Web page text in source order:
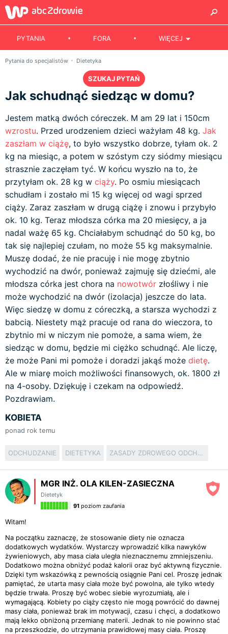
PYTANIA FORA WIĘCEJ
Pytania do specjalistów Dietetyka
SZUKAJ PYTAŃ
Jak schudnąć siedząc w domu?
Jestem matką dwóch córeczek. M am 29 lat i 150cm
wzrostu. Przed urodzeniem dzieci ważyłam 48 kg. Jak
zaszłam w ciążę, to było wszystko dobrze, tyłam ok. 2
kg na miesiąc, a potem w szóstym czy siódmy miesiącu
strasznie zaczęłam tyć. W końcu wyszło na to, że
przytyłam ok. 28 kg w ciąży. Po osmiu miesiącach
schudłam i zostało mi 15 kg więcej od wagi sprzed
ciąży. Zaraz zaszłam w drugą ciążę i znowu i przybyło
ok. 10 kg. Teraz młodsza córka ma 20 miesięcy, a ja
nadal ważę 65 kg. Chciałabym schudnąć do 50 kg, bo
tak się najlepiej czułam, no może 55 kg maksymalnie.
Muszę dodać, że nie pracuję i nie mogę zbytnio
wychodzić na dwór, ponieważ zajmuję się dziećmi, ale
młodsza córka jest chora na nowotwór złośliwy i nie
może wychodzić na dwór (izolacja) jeszcze do lata.
Więc siedzę w domu z córeczką, a starsza wychodzi z
babcią. Niestety mąż pracuje od rana do wieczora, to
zbytnio mi w niczym nie pomoże, a sama wiem, że
siedząc w domu, będzie mi ciężko schudnąć. Ale liczę,
że może Pani mi pomoże i doradzi jakąś może dietę.
Ale w miarę moich możliwości finansowych, ok. 1800 zł
na 4-osoby. Dziękuję i czekam na odpowiedź.
Pozdrawiam.
KOBIETA
ponad rok temu
ODCHUDZANIE DIETETYKA ZASADY ZDROWEGO ODCHUDZANIA
MGR INŻ. OLA KILEN-ZASIECZNA
Dietetyk
91 poziom zaufania
Witam!
Na początku zaznaczę, że stosowanie diety nie oznacza
dodatkowych wydatków. Wystarczy wprowadzić kilka nawyków
żywieniowych, aby masa ciała uległa nieznacznemu zmniejszeniu.
Dodatkowo można obniżyć podaż kalorii oraz być aktywną fizycznie.
Dzięki tym wskazówką z pewnością osiągnie Pani cel. Proszę jednak
pamiętać, że utarta masy ciała może być powolna, ale tylko wtedy
będzie trwała. Proszę być wobec siebie wyrozumiałą, ale i
wymagającą. Kobiety po ciąży często nie mogą powrócić do dawnej
masy ciała, ponieważ brak im motywacji, czasu i chęci, a dodatkowo
mają lekko obniżoną przemianę materii. Jednak to nie powinno stać
na przeszkodzie, do utrzymania prawidłowej masy ciała. Proszę